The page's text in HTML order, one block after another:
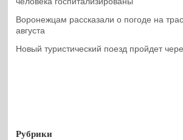
Воронежцам рассказали о погоде на
августа
Новый туристический поезд пройдет
Рубрики